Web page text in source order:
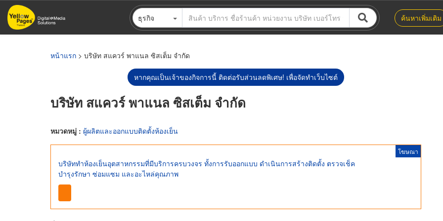
ข้าม
ไป
ธุรกิจ ค้นหาเพิ่มเติม
หน้าแรก > บริษัท สแควร์ พาแนล ซิสเต็ม จำกัด
หากคุณเป็นเจ้าของกิจการนี้ ติดต่อรับส่วนลดพิเศษ! เพื่อจัดทำเว็บไซต์
บริษัท สแควร์ พาแนล ซิสเต็ม จำกัด
หมวดหมู่ : ผู้ผลิตและออกแบบติดตั้งห้องเย็น
โฆษณา
บริษัททำห้องเย็นอุตสาหกรรมที่มีบริการครบวงจร ทั้งการรับออกแบบ ดำเนินการสร้างติดตั้ง ตรวจเช็ค
บำรุงรักษา ซ่อมแซม และอะไหล่คุณภาพ